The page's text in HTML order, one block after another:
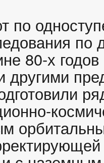
по
по
80-х
другими